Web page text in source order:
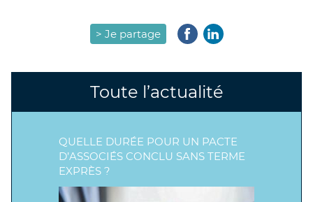
> Je partage
Toute l’actualité
QUELLE DURÉE POUR UN PACTE
D’ASSOCIÉS CONCLU SANS TERME
EXPRÈS ?